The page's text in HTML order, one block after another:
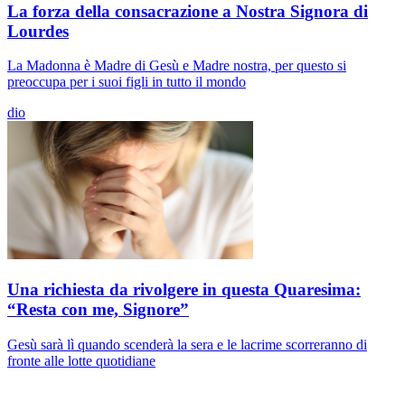
La forza della consacrazione a Nostra Signora di
Lourdes
La Madonna è Madre di Gesù e Madre nostra, per questo si
preoccupa per i suoi figli in tutto il mondo
dio
Una richiesta da rivolgere in questa Quaresima:
“Resta con me, Signore”
Gesù sarà lì quando scenderà la sera e le lacrime scorreranno di
fronte alle lotte quotidiane